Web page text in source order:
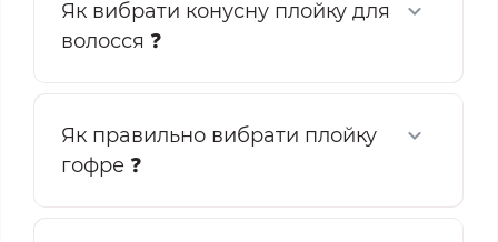
Як вибрати конусну плойку для
волосся ❓
Як правильно вибрати плойку
гофре ❓